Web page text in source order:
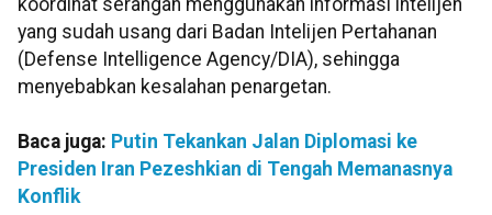
yang sudah usang dari Badan Intelijen Pertahanan
(Defense Intelligence Agency/DIA), sehingga
menyebabkan kesalahan penargetan.
Baca juga: Putin Tekankan Jalan Diplomasi ke
Presiden Iran Pezeshkian di Tengah Memanasnya
Konflik